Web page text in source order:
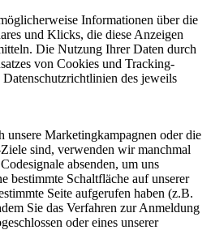
Informationen über die
und Klicks, die diese Anzeigen
Die Nutzung Ihrer Daten durch
von Cookies und Tracking-
des jeweils
unsere Marketingkampagnen oder die
sind, verwenden wir manchmal
absenden, um uns
bestimmte Schaltfläche auf unserer
Seite aufgerufen haben (z.B.
Sie das Verfahren zur Anmeldung
oder eines unserer